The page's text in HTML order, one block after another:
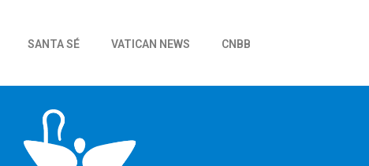
SANTA SÉ VATICAN NEWS CNBB